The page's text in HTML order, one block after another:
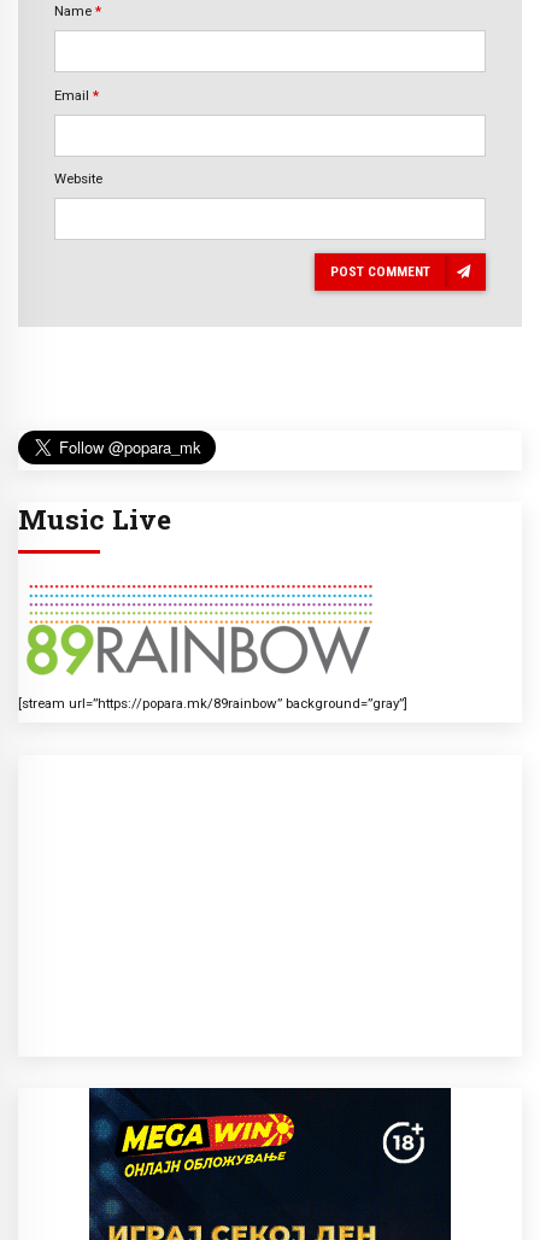
Name *
Email *
Website
POST COMMENT
Music Live
[stream url=”https://popara.mk/89rainbow” background=”gray”]